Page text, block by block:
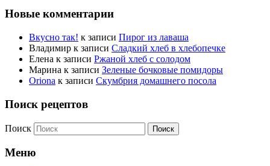
Новые комментарии
Вкусно так! к записи Пирог из лаваша
Владимир к записи Сладкий хлеб в хлебопечке
Елена к записи Ржаной хлеб с солодом
Марина к записи Зеленые бочковые помидоры
Oriona к записи Скумбрия домашнего посола
Поиск рецептов
Поиск
Меню